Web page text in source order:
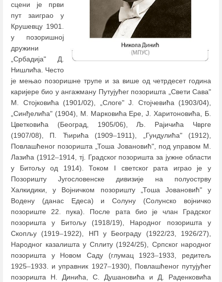
сцени је први
пут заиграо у
Крушевцу 1901.
у позоришној
дружини
„Србадија" Д.
Нишлића. Често
је мењао позоришне трупе и за више од четрдесет година
каријере био у ангажману Путујућег позоришта „Свети Сава"
М. Стојковића (1901/02), „Слоге" Ј. Стојчевића (1903/04),
„Синђелића" (1904), М. Марковића Ере, Ј. Харитоновића, Б.
Цветковића (Београд, 1905/06), Љ. Рајичића Чврге
(1907/08), П. Ћирића (1909–1911), „Гундулићa" (1912),
Повлашћеног позоришта „Тоша Јовановић", под управом М.
Лазића (1912–1914, тј. Градског позоришта за јужне области
у Битољу од 1914). Током I светског рата играо је у
Позоришту Југословенске дивизије на полуострву
Халкидики, у Војничком позоришту „Тоша Јовановић" у
Водену (данас Едеса) и Солуну (Солунско војничко
позориште 22. пука). После рата био је члан Градског
позоришта у Битољу (1918/19), Народног позоришта у
Скопљу (1919–1922), НП у Београду (1922/23, 1926/27),
Народног казалишта у Сплиту (1924/25), Српског народног
позоришта у Новом Саду (глумац 1923–1933, редитељ
1925–1933. и управник 1927–1930), Повлашћеног путујућег
позоришта Н. Динића, С. Душановића и Д. Раденковића